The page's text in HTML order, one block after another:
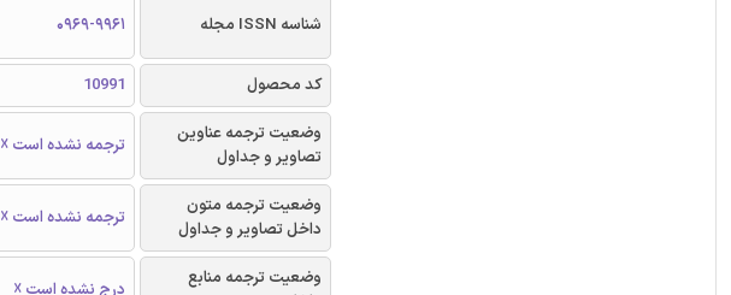
شناسه ISSN مجله 0969-9961
کد محصول
10991
وضعیت ترجمه عناوین
تصاویر و جداول
ترجمه نشده است ☓
وضعیت ترجمه متون
داخل تصاویر و جداول
ترجمه نشده است ☓
وضعیت ترجمه منابع
درج نشده است ☓